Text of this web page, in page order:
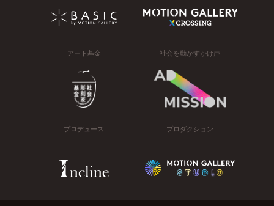
アート基金 社会を動かすかけ声
プロデュース プロダクション